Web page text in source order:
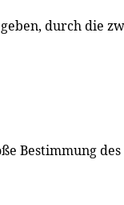
durch die
Bestimmung